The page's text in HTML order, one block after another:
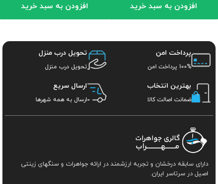
افزودن به سبد خرید افزودن به سبد خرید
پرداخت امن
100% پرداخت امن
تحویل درب منزل
تحویل درب منزل
بهترین انتخاب
ضمانت اصالت کالا
ارسال سریع
ارسال به همه شهرها
دارای سابقه درخشان و تجربه ارزشمند در ارائه جواهرات و سنگهای زینتی
اصیل در سرتاسر ایران.